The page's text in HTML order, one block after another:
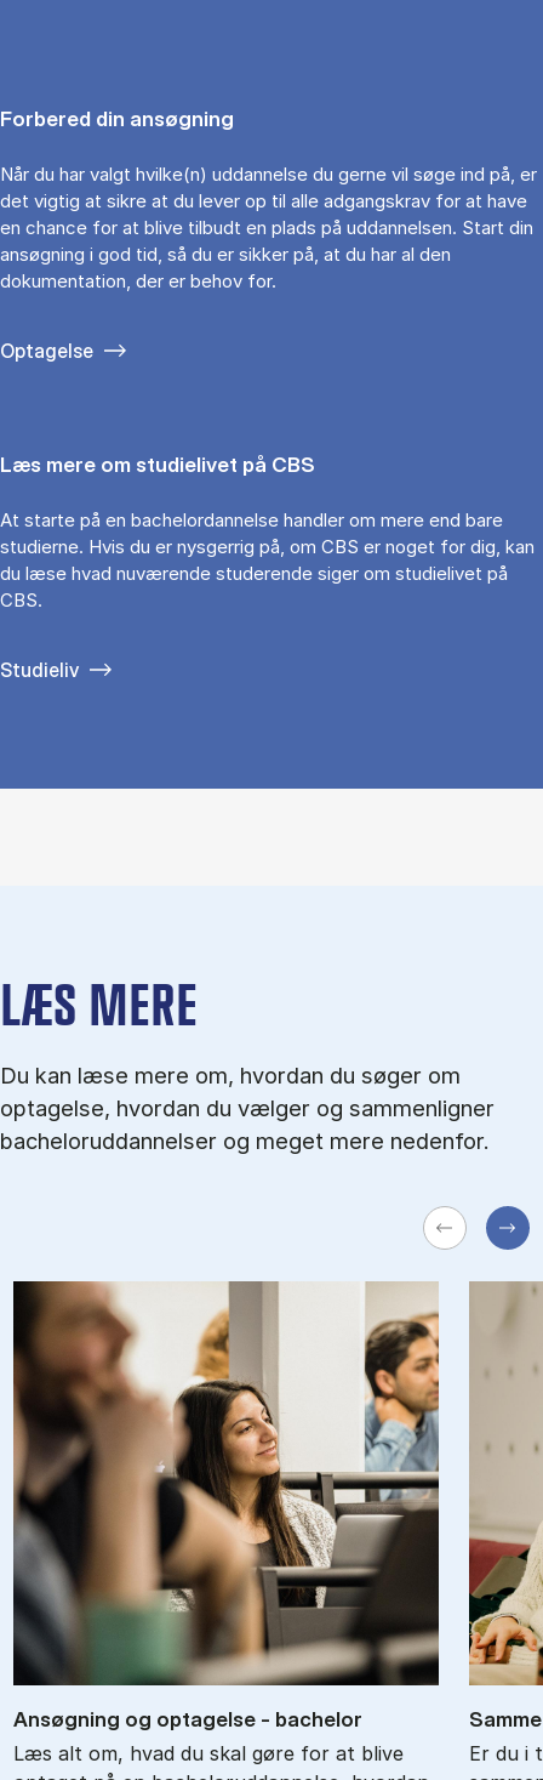
Forbered din ansøgning
Når du har valgt hvilke(n) uddannelse du gerne vil søge ind på, er
det vigtig at sikre at du lever op til alle adgangskrav for at have
en chance for at blive tilbudt en plads på uddannelsen. Start din
ansøgning i god tid, så du er sikker på, at du har al den
dokumentation, der er behov for.
Optagelse
Læs mere om studielivet på CBS
At starte på en bachelordannelse handler om mere end bare
studierne. Hvis du er nysgerrig på, om CBS er noget for dig, kan
du læse hvad nuværende studerende siger om studielivet på
CBS.
Studieliv
LÆS MERE
Du kan læse mere om, hvordan du søger om
optagelse, hvordan du vælger og sammenligner
bacheloruddannelser og meget mere nedenfor.
An­søg­ning og op­ta­gel­se - ba­chel­or
Læs alt om, hvad du skal gøre for at blive
Er du i